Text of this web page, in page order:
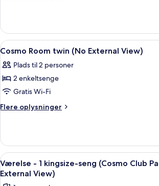
Twin
Room
Indlæs
alle
billeder
af
Cosmo
Room
External
View)
Pengeskab
3
Cosmo Room twin (No External View)
Plads til 2 personer
2 enkeltsenge
Gratis Wi-Fi
Flere oplysninger
Flere
Room
twin
(No
External
Indlæs
alle
billeder
Et
4
Værelse - 1 kingsize-seng (Cosmo Club
External View)